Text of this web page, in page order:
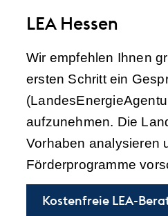
LEA Hessen
Wir empfehlen Ihnen
ersten Schritt ein
aufzunehmen. Die
Vorhaben analysieren
Förderprogramme
Kostenfreie LEA-